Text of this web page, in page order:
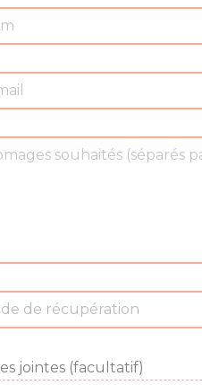
de récupération
jointes (facultatif)